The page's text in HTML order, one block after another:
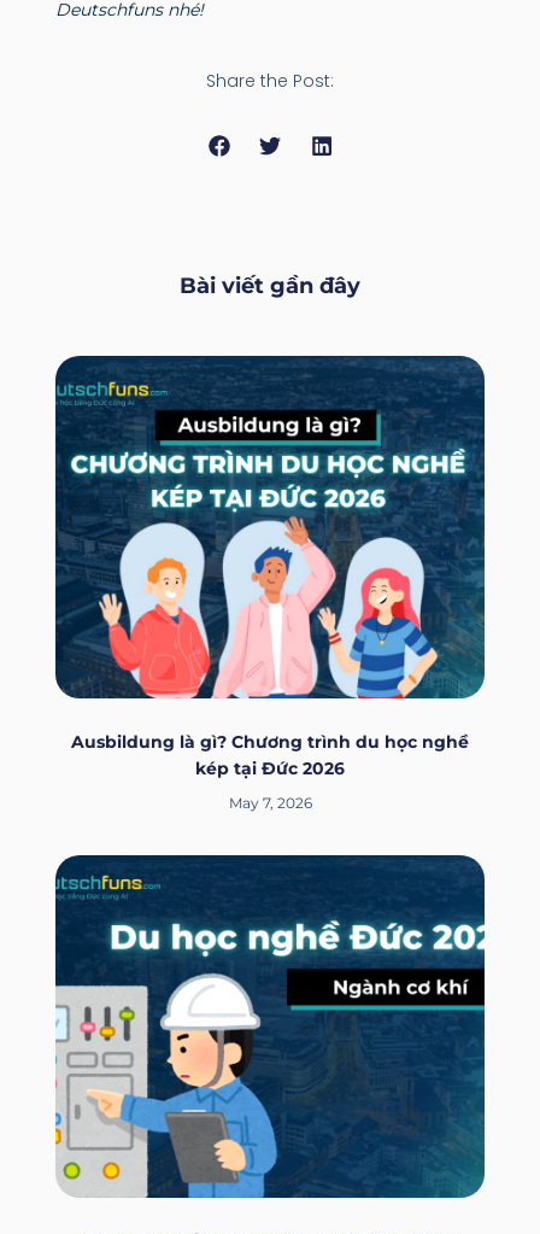
Deutschfuns nhé!
Share the Post:
Bài viết gần đây
Ausbildung là gì? Chương trình du học nghề
kép tại Đức 2026
May 7, 2026